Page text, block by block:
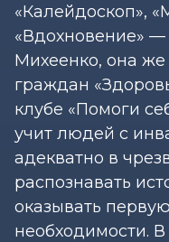
«Калейдоскоп»,
«Вдохновение» —
Михеенко, она
граждан
клубе «Помоги
учит людей с
адекватно в
распознавать
оказывать
необходимости.